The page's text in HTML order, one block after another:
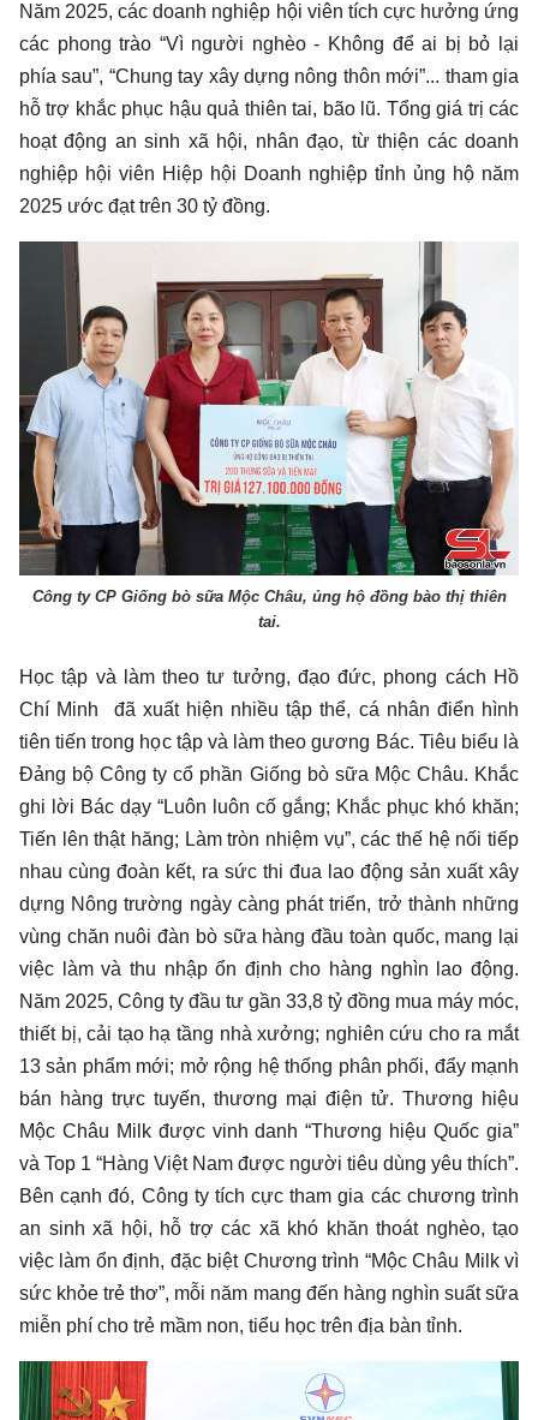
Năm 2025, các doanh nghiệp hội viên tích cực hưởng ứng
các phong trào “Vì người nghèo - Không để ai bị bỏ lại
phía sau”, “Chung tay xây dựng nông thôn mới”... tham gia
hỗ trợ khắc phục hậu quả thiên tai, bão lũ. Tổng giá trị các
hoạt động an sinh xã hội, nhân đạo, từ thiện các doanh
nghiệp hội viên Hiệp hội Doanh nghiệp tỉnh ủng hộ năm
2025 ước đạt trên 30 tỷ đồng.
Công ty CP Giống bò sữa Mộc Châu, ủng hộ đồng bào thị thiên
tai.
Học tập và làm theo tư tưởng, đạo đức, phong cách Hồ
Chí Minh đã xuất hiện nhiều tập thể, cá nhân điển hình
tiên tiến trong học tập và làm theo gương Bác. Tiêu biểu là
Đảng bộ Công ty cổ phần Giống bò sữa Mộc Châu. Khắc
ghi lời Bác dạy “Luôn luôn cố gắng; Khắc phục khó khăn;
Tiến lên thật hăng; Làm tròn nhiệm vụ”, các thế hệ nối tiếp
nhau cùng đoàn kết, ra sức thi đua lao động sản xuất xây
dựng Nông trường ngày càng phát triển, trở thành những
vùng chăn nuôi đàn bò sữa hàng đầu toàn quốc, mang lại
việc làm và thu nhập ổn định cho hàng nghìn lao động.
Năm 2025, Công ty đầu tư gần 33,8 tỷ đồng mua máy móc,
thiết bị, cải tạo hạ tầng nhà xưởng; nghiên cứu cho ra mắt
13 sản phẩm mới; mở rộng hệ thống phân phối, đẩy mạnh
bán hàng trực tuyến, thương mại điện tử. Thương hiệu
Mộc Châu Milk được vinh danh “Thương hiệu Quốc gia”
và Top 1 “Hàng Việt Nam được người tiêu dùng yêu thích”.
Bên cạnh đó, Công ty tích cực tham gia các chương trình
an sinh xã hội, hỗ trợ các xã khó khăn thoát nghèo, tạo
việc làm ổn định, đặc biệt Chương trình “Mộc Châu Milk vì
sức khỏe trẻ thơ”, mỗi năm mang đến hàng nghìn suất sữa
miễn phí cho trẻ mầm non, tiểu học trên địa bàn tỉnh.